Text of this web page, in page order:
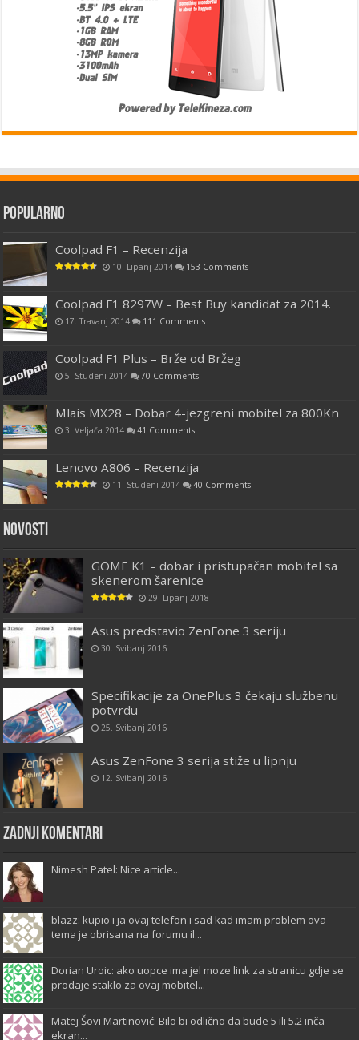
Popularno
Coolpad F1 – Recenzija
10. Lipanj 2014 153 Comments
Coolpad F1 8297W – Best Buy kandidat za 2014.
17. Travanj 2014 111 Comments
Coolpad F1 Plus – Brže od Bržeg
5. Studeni 2014 70 Comments
Mlais MX28 – Dobar 4-jezgreni mobitel za 800Kn
3. Veljača 2014 41 Comments
Lenovo A806 – Recenzija
11. Studeni 2014 40 Comments
Novosti
GOME K1 – dobar i pristupačan mobitel sa
skenerom šarenice
29. Lipanj 2018
Asus predstavio ZenFone 3 seriju
30. Svibanj 2016
Specifikacije za OnePlus 3 čekaju službenu
potvrdu
25. Svibanj 2016
Asus ZenFone 3 serija stiže u lipnju
12. Svibanj 2016
Zadnji komentari
Nimesh Patel: Nice article...
blazz: kupio i ja ovaj telefon i sad kad imam problem ova
tema je obrisana na forumu il...
Dorian Uroic: ako uopce ima jel moze link za stranicu gdje se
prodaje staklo za ovaj mobitel...
Matej Šovi Martinović: Bilo bi odlično da bude 5 ili 5.2 inča
ekran...